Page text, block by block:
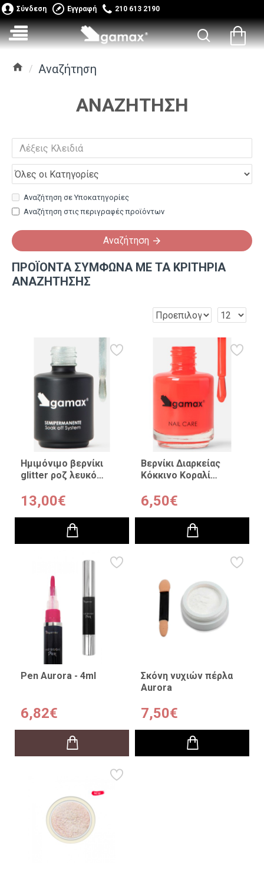
Σύνδεση Εγγραφή 210 613 2190
Αναζήτηση
ΑΝΑΖΉΤΗΣΗ
Αναζήτηση σε Υποκατηγορίες
Αναζήτηση στις περιγραφές προϊόντων
Αναζήτηση
ΠΡΟΪΌΝΤΑ ΣΎΜΦΩΝΑ ΜΕ ΤΑ ΚΡΙΤΉΡΙΑ
ΑΝΑΖΉΤΗΣΗΣ
Ημιμόνιμο βερνίκι
glitter ροζ λευκό
13,00€
Βερνίκι Διαρκείας
Κόκκινο Κοραλί
15ml
6,50€
Pen Aurora - 4ml
6,82€
Σκόνη νυχιών πέρλα
Aurora
7,50€